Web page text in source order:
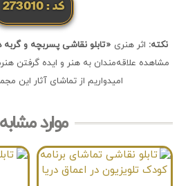
کد: 273010
نکته: اثر هنری «تابلو نقاشی پسربچه و
مشاهده علاقه‌مندان به هنر و ایده گرفتن
امیدواریم از تماشای آثار این
موارد مشابه